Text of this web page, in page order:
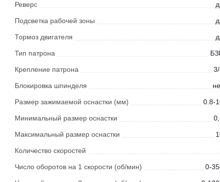
Реверс
Подсветка рабочей зоны
Тормоз двигателя
Тип патрона
Крепление патрона
Блокировка шпинделя
Размер зажимаемой оснастки (мм) 0.8-
Минимальный размер оснастки
Максимальный размер оснастки
Количество скоростей
Число оборотов на 1 скорости (об/мин) 0-